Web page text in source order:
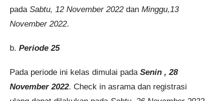
pada Sabtu, 12 November 2022dan Minggu,13
November 2022.
b. Periode 25
Pada periode ini kelas dimulai pada Senin , 28
November 2022. Check in asrama dan registrasi